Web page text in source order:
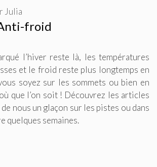
froid
Julia
l’hiver reste là, les températures
et le froid reste plus longtemps en
soyez sur les sommets ou bien en
que l’on soit ! Découvrez les articles
nous un glaçon sur les pistes ou dans
quelques semaines.